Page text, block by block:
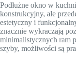
Podłużne okno w
konstrukcyjny, ale
estetyczny i
znacznie wykraczają
minimalistycznych ram
szyby, możliwości są